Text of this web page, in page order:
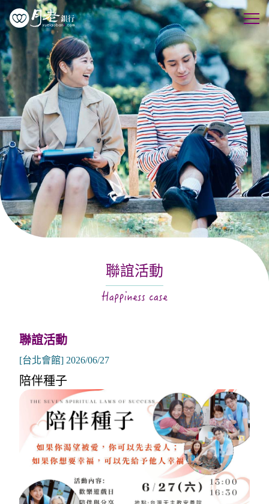
優質會員
行動交友
聯誼活動
幸福案例
最新動態
活動花絮
關於月老聯誼活動
聯誼活動
[台北會館] 2026/06/27
陪伴種子